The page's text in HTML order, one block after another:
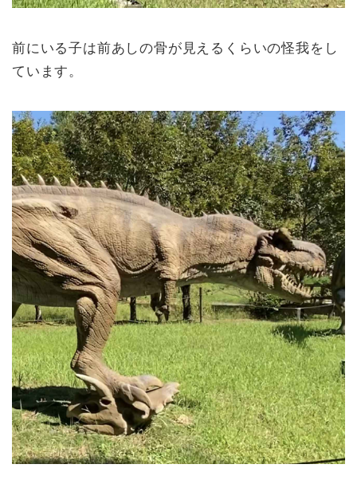
前にいる子は前あしの骨が見えるくらいの怪我をし
ています。